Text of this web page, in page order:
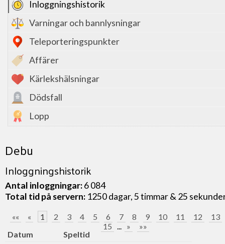
Inloggningshistorik
Varningar och bannlysningar
Teleporteringspunkter
Affärer
Kärlekshälsningar
Dödsfall
Lopp
Debu
Inloggningshistorik
Antal inloggningar:6 084
Total tid på servern: 1250 dagar, 5 timmar & 25
«« « 1 2 3 4 5 6 7 8 9 10 11 12
13
15 ... »
»»
Datum
Speltid